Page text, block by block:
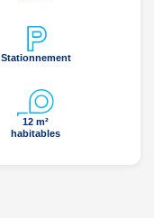
Stationnement
12 m²
habitables